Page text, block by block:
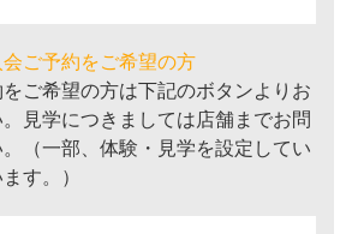
ご予約をご希望の方
ご希望の方は下記のボタンよりお
見学につきましては店舗までお問
（一部、体験・見学を設定してい
す。）